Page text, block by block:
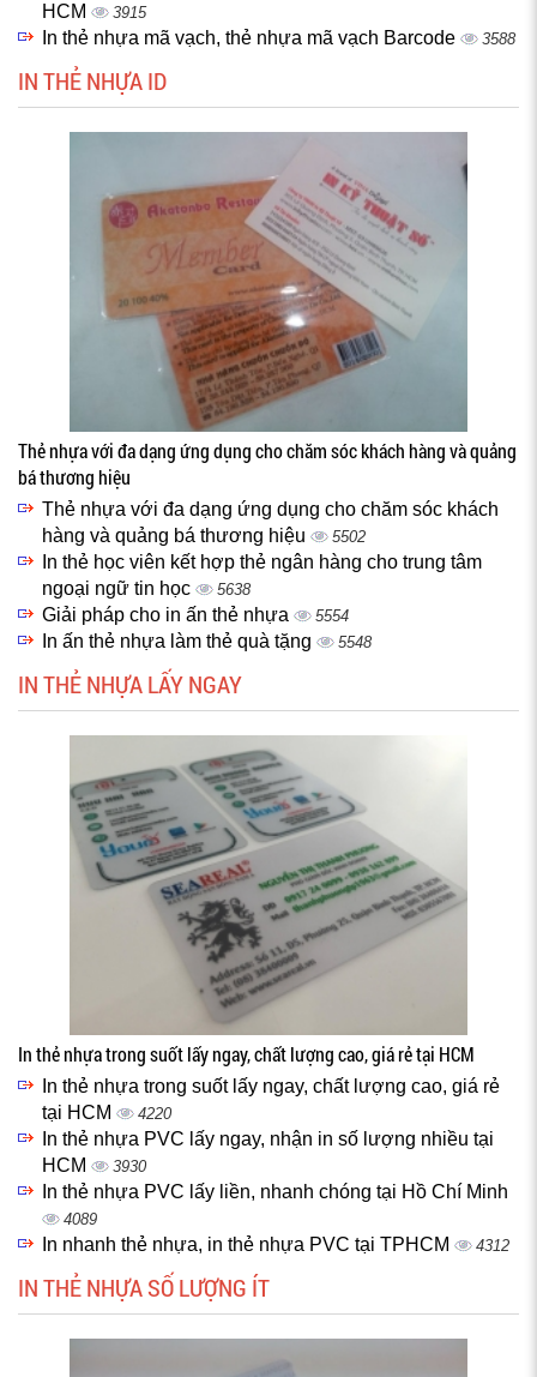
HCM
3915
In thẻ nhựa mã vạch, thẻ nhựa mã vạch Barcode 3588
IN THẺ NHỰA ID
Thẻ nhựa với đa dạng ứng dụng cho chăm sóc khách hàng và quảng
bá thương hiệu
Thẻ nhựa với đa dạng ứng dụng cho chăm sóc khách
hàng và quảng bá thương hiệu
5502
In thẻ học viên kết hợp thẻ ngân hàng cho trung tâm
ngoại ngữ tin học
5638
Giải pháp cho in ấn thẻ nhựa 5554
In ấn thẻ nhựa làm thẻ quà tặng 5548
IN THẺ NHỰA LẤY NGAY
In thẻ nhựa trong suốt lấy ngay, chất lượng cao, giá rẻ tại HCM
In thẻ nhựa trong suốt lấy ngay, chất lượng cao, giá rẻ
tại HCM
4220
In thẻ nhựa PVC lấy ngay, nhận in số lượng nhiều tại
HCM
3930
In thẻ nhựa PVC lấy liền, nhanh chóng tại Hồ Chí Minh
4089
In nhanh thẻ nhựa, in thẻ nhựa PVC tại TPHCM 4312
IN THẺ NHỰA SỐ LƯỢNG ÍT